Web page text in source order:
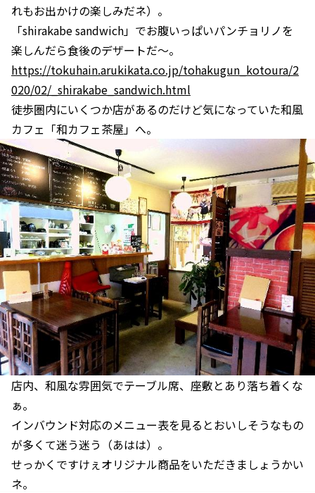
れもお出かけの楽しみだネ）。
「shirakabe sandwich」でお腹いっぱいパンチョリノを
楽しんだら食後のデザートだ～。
https://tokuhain.arukikata.co.jp/tohakugun_kotoura/2
020/02/_shirakabe_sandwich.html
徒歩圏内にいくつか店があるのだけど気になっていた和風
カフェ「和カフェ茶屋」へ。
店内、和風な雰囲気でテーブル席、座敷とあり落ち着くな
ぁ。
インバウンド対応のメニュー表を見るとおいしそうなもの
が多くて迷う迷う（あはは）。
せっかくですけぇオリジナル商品をいただきましょうかい
ネ。